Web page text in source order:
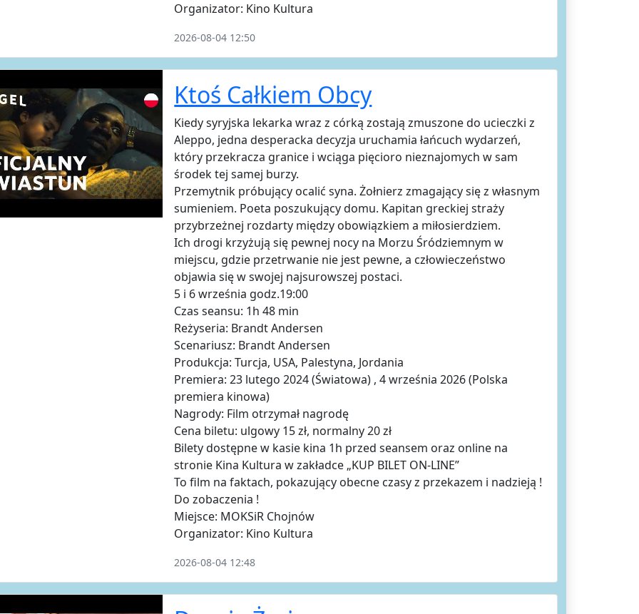
Organizator: Kino Kultura
2026-08-04 12:50
Ktoś Całkiem Obcy
Kiedy syryjska lekarka wraz z córką zostają zmuszone do ucieczki z
Aleppo, jedna desperacka decyzja uruchamia łańcuch wydarzeń,
który przekracza granice i wciąga pięcioro nieznajomych w sam
środek tej samej burzy.
Przemytnik próbujący ocalić syna. Żołnierz zmagający się z własnym
sumieniem. Poeta poszukujący domu. Kapitan greckiej straży
przybrzeżnej rozdarty między obowiązkiem a miłosierdziem.
Ich drogi krzyżują się pewnej nocy na Morzu Śródziemnym w
miejscu, gdzie przetrwanie nie jest pewne, a człowieczeństwo
objawia się w swojej najsurowszej postaci.
5 i 6 września godz.19:00
Czas seansu: 1h 48 min
Reżyseria: Brandt Andersen
Scenariusz: Brandt Andersen
Produkcja: Turcja, USA, Palestyna, Jordania
Premiera: 23 lutego 2024 (Światowa) , 4 września 2026 (Polska
premiera kinowa)
Nagrody: Film otrzymał nagrodę
Cena biletu: ulgowy 15 zł, normalny 20 zł
Bilety dostępne w kasie kina 1h przed seansem oraz online na
stronie Kina Kultura w zakładce „KUP BILET ON-LINE”
To film na faktach, pokazujący obecne czasy z przekazem i nadzieją !
Do zobaczenia !
Miejsce: MOKSiR Chojnów
Organizator: Kino Kultura
2026-08-04 12:48